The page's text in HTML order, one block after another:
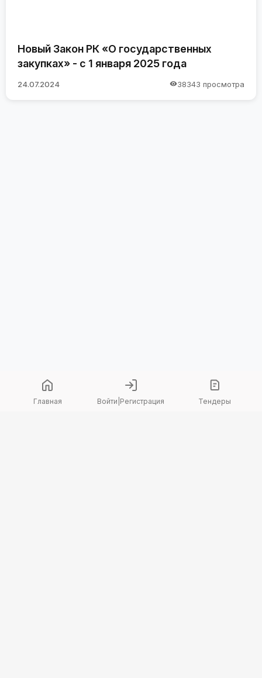
Главная Войти Регистрация Тендеры
Новый Закон РК «О государственных
закупках» - с 1 января 2025 года
24.07.2024 38343 просмотра